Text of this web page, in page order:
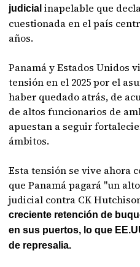
judicialinapelable que
cuestionada en el país
años.
Panamá y Estados Unidos
tensión en el 2025 por el
haber quedado atrás, de
de altos funcionarios de
apuestan a seguir
ámbitos.
Esta tensión se vive ahora
que Panamá pagará "un
judicial contra CK
creciente retención de
en sus puertos, lo que
de represalia.